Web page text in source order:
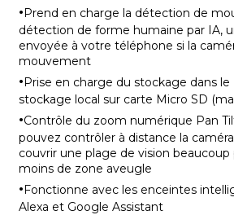
·Prend en charge la détection de
détection de forme humaine par IA,
envoyée à votre téléphone si la
mouvement
·Prise en charge du stockage dans
stockage local sur carte Micro SD
·Contrôle du zoom numérique Pan
pouvez contrôler à distance la
couvrir une plage de vision beaucoup
moins de zone aveugle
·Fonctionne avec les enceintes
Alexa et Google Assistant